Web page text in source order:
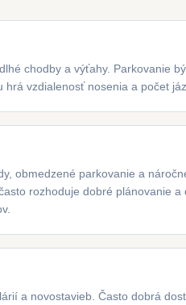
chodby a výťahy. Parkovanie
hrá vzdialenosť nosenia a počet
obmedzené parkovanie a
rozhoduje dobré plánovanie a
a novostavieb. Často dobrá